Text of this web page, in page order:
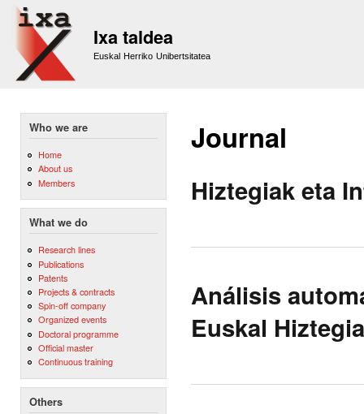
Ixa taldea
Euskal Herriko Unibertsitatea
Who we are
Home
About us
Members
What we do
Research lines
Publications
Patents
Projects & contracts
Spin-off company
Organized events
Doctoral programme
Official master
Continuous training
Others
Journal
Hiztegiak eta
Análisis
Euskal Hiztegia